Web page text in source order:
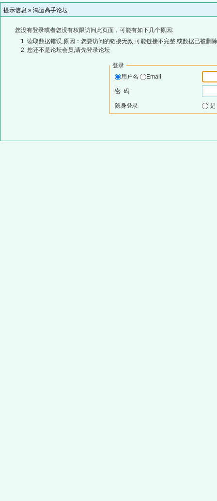
提示信息 » 鸿运高手论坛
您没有登录或者您没有权限访问此页面，可能有如下几个原因:
读取数据错误,原因：您要访问的链接无效,可能链接不完整,或数据已被删
您还不是论坛会员,请先登录论坛
登录
用户名
Email
密 码
隐身登录